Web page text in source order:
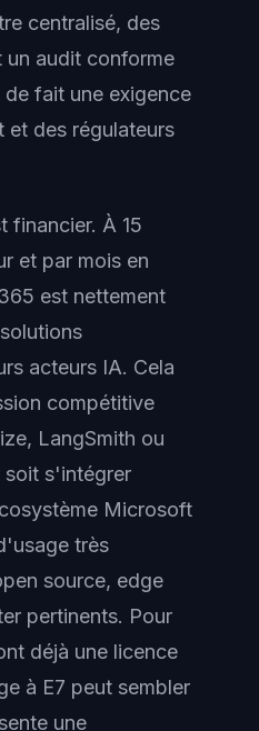
centralisé, des
un audit conforme
de fait une exigence
et des régulateurs
financier. À 15
et par mois en
est nettement
acteurs IA. Cela
compétitive
LangSmith ou
soit s'intégrer
Microsoft
très
source, edge
pertinents. Pour
déjà une licence
à E7 peut sembler
une